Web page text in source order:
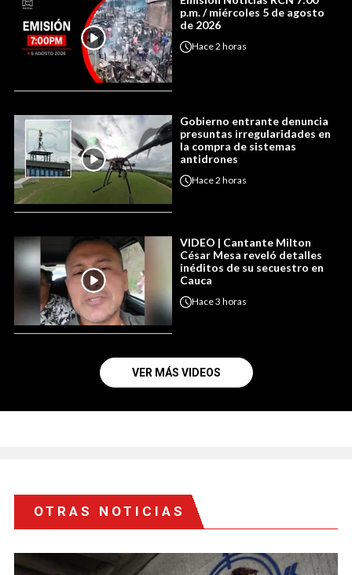
p.m. / miércoles 5 de agosto
de 2026
Hace2 horas
Gobierno entrante denuncia
presuntas irregularidades en
la compra de sistemas
antidrones
Hace2 horas
VIDEO | Cantante Milton
César Mesa reveló detalles
inéditos de su secuestro en
Cauca
Hace3 horas
VER MÁS VIDEOS
OTRAS NOTICIAS